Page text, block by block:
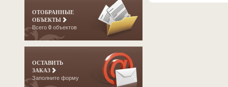
ОТОБРАННЫЕ
ОБЪЕКТЫ
Всего 0 объектов
ОСТАВИТЬ
ЗАКАЗ
Заполните форму